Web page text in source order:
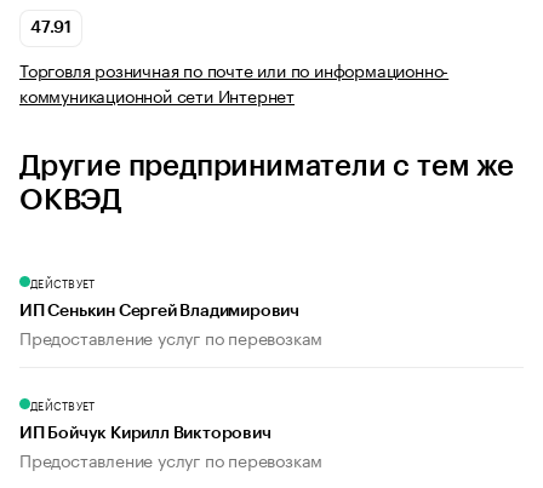
47.91
Торговля розничная по почте или по информационно-
коммуникационной сети Интернет
Другие предприниматели с тем же
ОКВЭД
ДЕЙСТВУЕТ
ИП Сенькин Сергей Владимирович
Предоставление услуг по перевозкам
ДЕЙСТВУЕТ
ИП Бойчук Кирилл Викторович
Предоставление услуг по перевозкам